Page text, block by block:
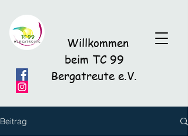
Willkommen
beim TC 99
Bergatreute e.V.
Beitrag